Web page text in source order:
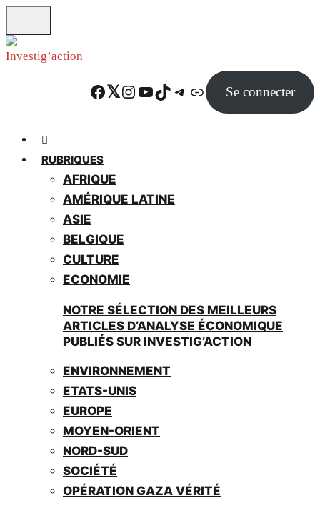
to
main
Facebook Twitter Instagram YouTube TikTok Telegram Lien Se connecter
RUBRIQUES
AFRIQUE
AMÉRIQUE LATINE
ASIE
BELGIQUE
CULTURE
ECONOMIE
NOTRE SÉLECTION DES MEILLEURS
ARTICLES D’ANALYSE ÉCONOMIQUE
PUBLIÉS SUR INVESTIG’ACTION
ENVIRONNEMENT
ETATS-UNIS
EUROPE
MOYEN-ORIENT
NORD-SUD
SOCIÉTÉ
OPÉRATION GAZA VÉRITÉ